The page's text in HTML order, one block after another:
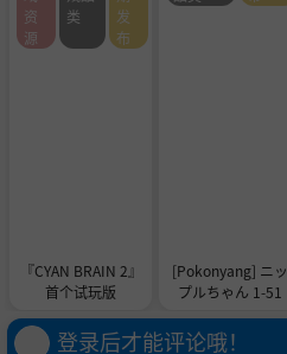
『CYAN BRAIN 2』
首个试玩版
资
源
类
发
布
[Pokonyang] ニッ
プルちゃん 1-51
登录后才能评论哦！